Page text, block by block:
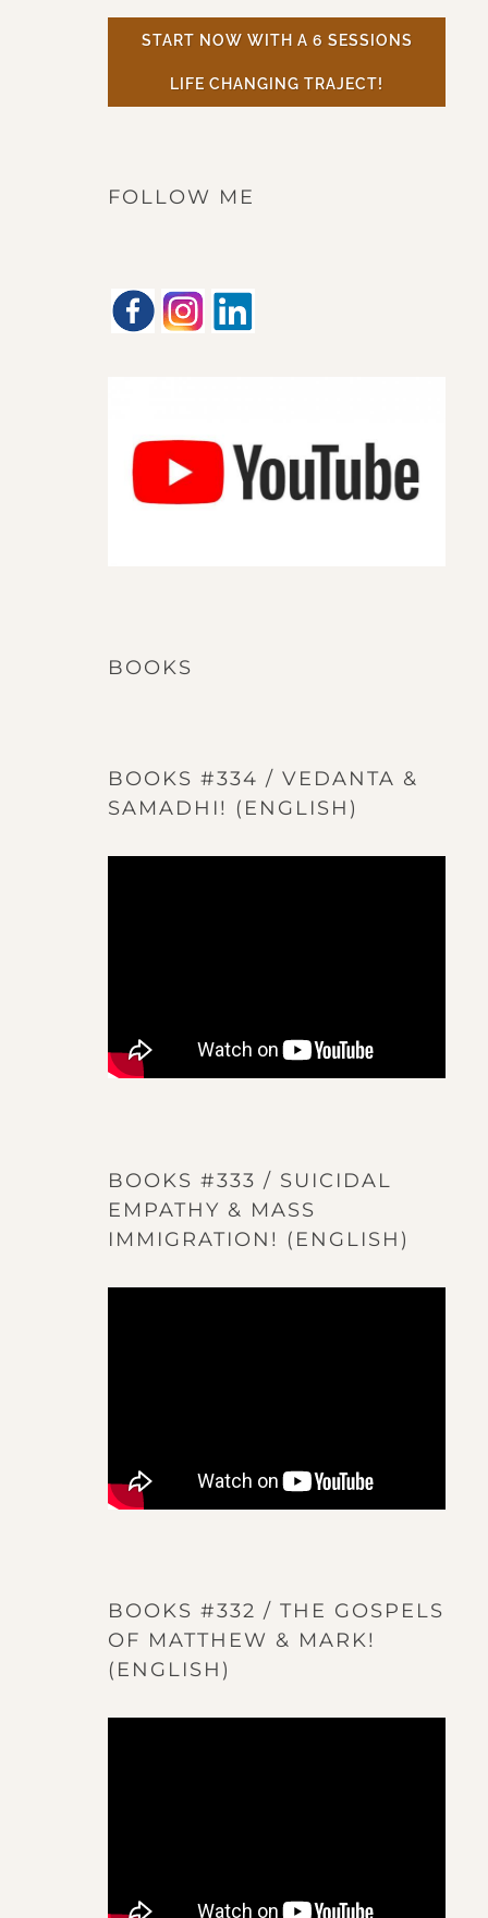
START NOW WITH A 6 SESSIONS
LIFE CHANGING TRAJECT!
FOLLOW ME
BOOKS
BOOKS #334 / VEDANTA &
SAMADHI! (ENGLISH)
BOOKS #333 / SUICIDAL
EMPATHY & MASS
IMMIGRATION! (ENGLISH)
BOOKS #332 / THE GOSPELS
OF MATTHEW & MARK!
(ENGLISH)